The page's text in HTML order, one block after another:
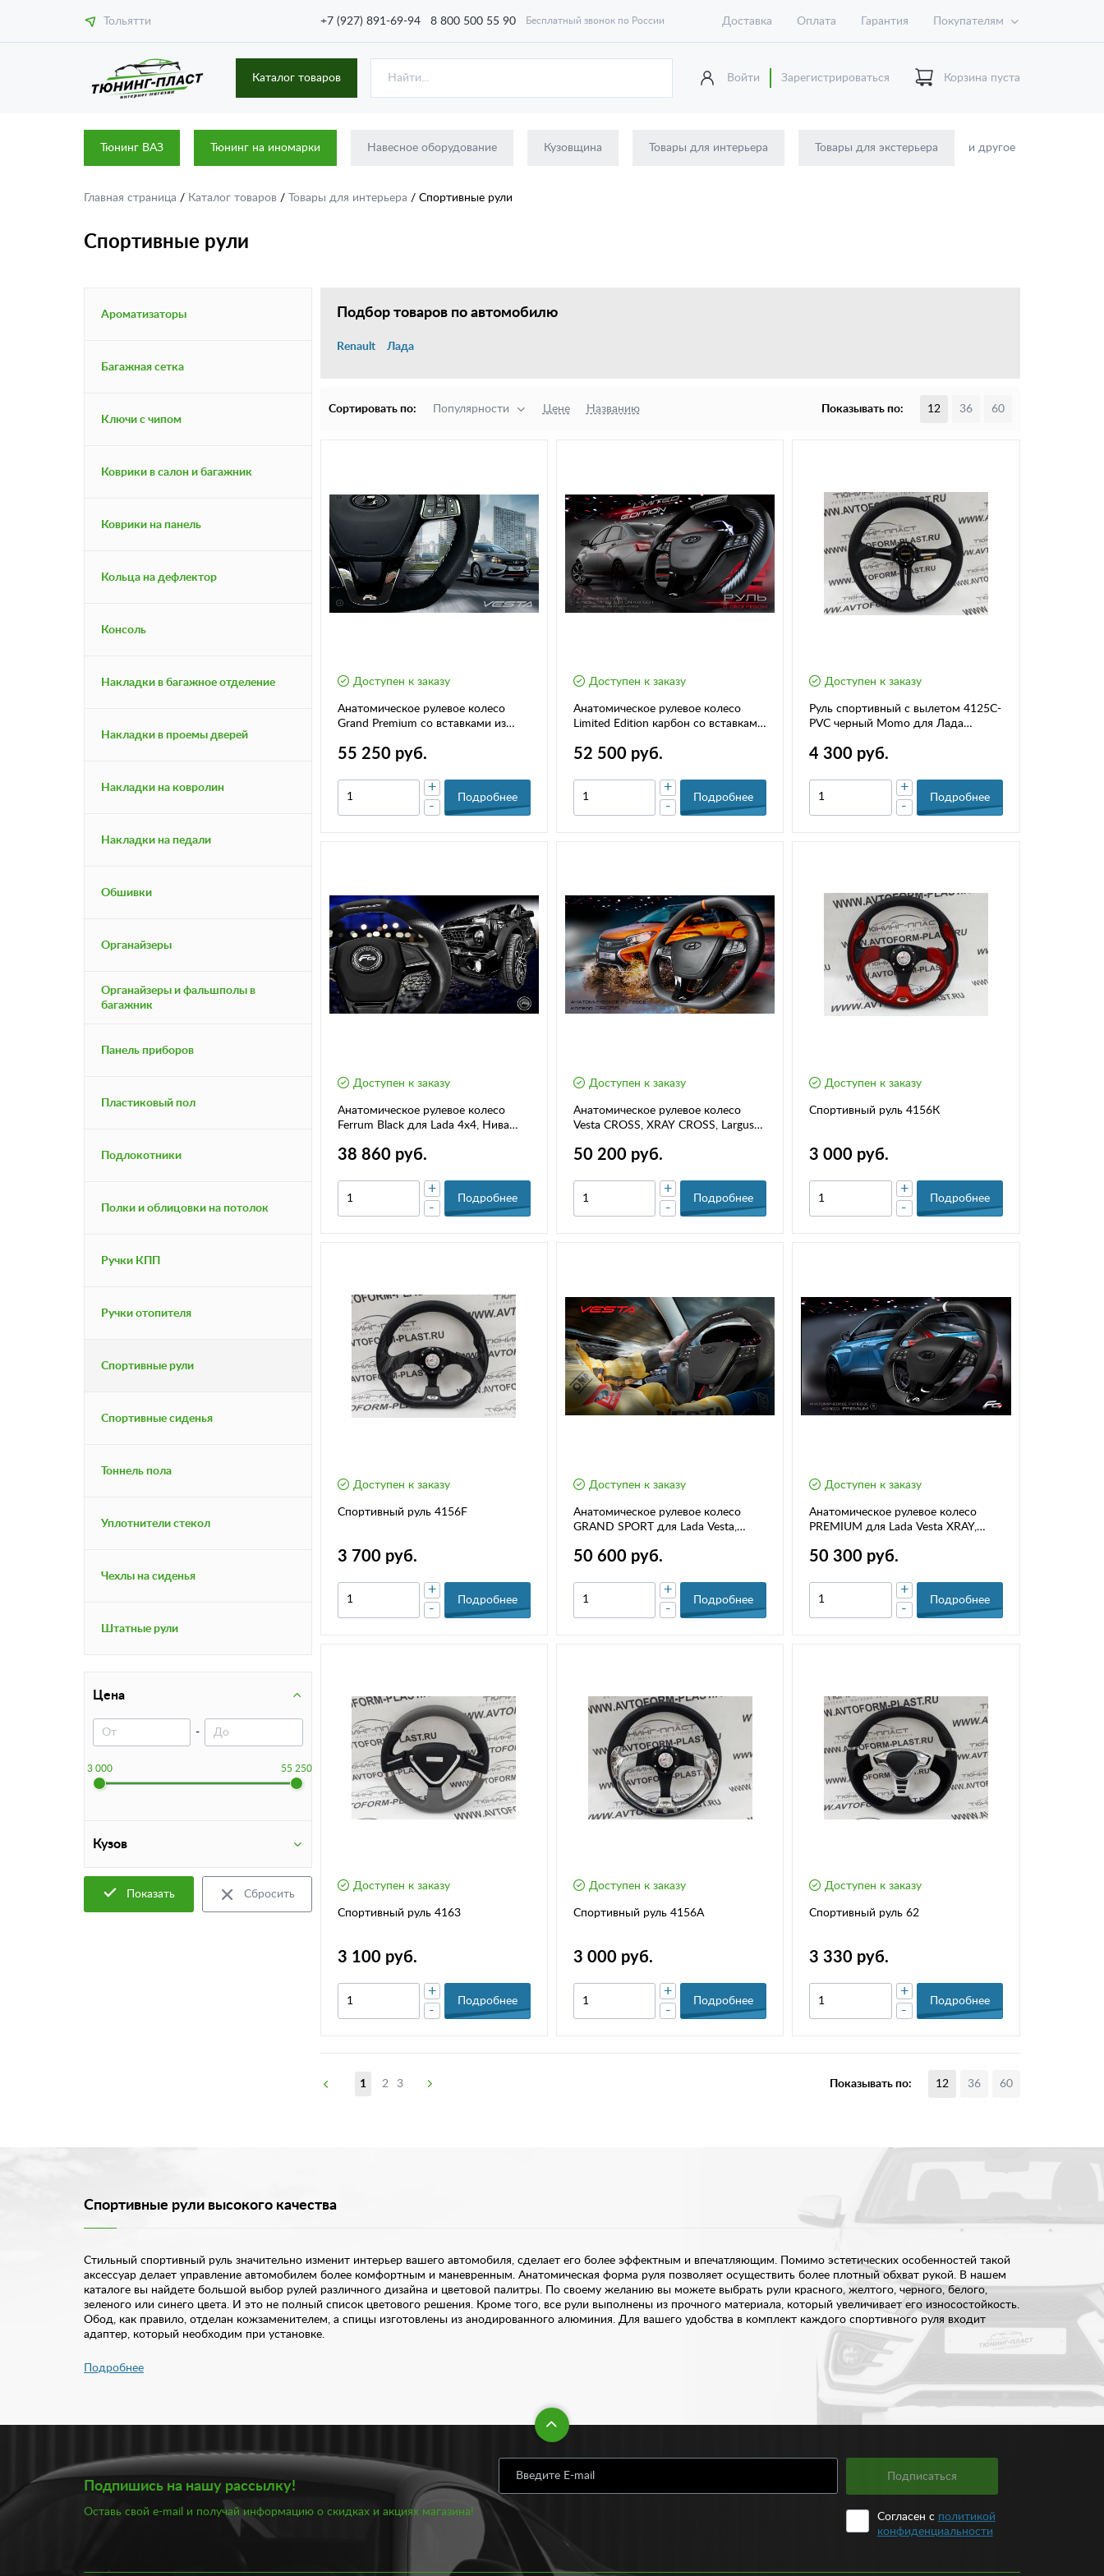
Тольятти +7 (927) 891-69-94 8 800 500 55 90 Бесплатный звонок по России Доставка Оплата Гарантия Покупателям
Каталог товаров Войти Зарегистрироваться Корзина пуста
Тюнинг ВАЗ Тюнинг на иномарки Навесное оборудование Кузовщина Товары для интерьера Товары для экстерьера и другое
Главная страница / Каталог товаров / Товары для интерьера / Спортивные рули
Спортивные рули
Ароматизаторы
Багажная сетка
Ключи с чипом
Коврики в салон и багажник
Коврики на панель
Кольца на дефлектор
Консоль
Накладки в багажное отделение
Накладки в проемы дверей
Накладки на ковролин
Накладки на педали
Обшивки
Органайзеры
Органайзеры и фальшполы в
багажник
Панель приборов
Пластиковый пол
Подлокотники
Полки и облицовки на потолок
Ручки КПП
Ручки отопителя
Спортивные рули
Спортивные сиденья
Тоннель пола
Уплотнители стекол
Чехлы на сиденья
Штатные рули
Цена
-
3 000 55 250
Кузов
Показать Сбросить
Подбор товаров по автомобилю
Renault Лада
Сортировать по: Популярности Цене Названию Показывать по: 12 36 60
Доступен к заказу
Анатомическое рулевое колесо
Grand Premium со вставками из
Largus FL
55 250 руб.
-
+
Подробнее
Доступен к заказу
Анатомическое рулевое колесо
Limited Edition карбон со вставками
XRAY, Largus FL
52 500 руб.
-
+
Подробнее
Доступен к заказу
Руль спортивный с вылетом 4125С-
PVC черный Momo для Лада
4 300 руб.
-
+
Подробнее
Доступен к заказу
Анатомическое рулевое колесо
Ferrum Black для Lada 4x4, Нива
38 860 руб.
-
+
Подробнее
Доступен к заказу
Анатомическое рулевое колесо
Vesta CROSS, XRAY CROSS, Largus
50 200 руб.
-
+
Подробнее
Доступен к заказу
Спортивный руль 4156К
3 000 руб.
-
+
Подробнее
Доступен к заказу
Спортивный руль 4156F
3 700 руб.
-
+
Подробнее
Доступен к заказу
Анатомическое рулевое колесо
GRAND SPORT для Lada Vesta,
50 600 руб.
-
+
Подробнее
Доступен к заказу
Анатомическое рулевое колесо
PREMIUM для Lada Vesta XRAY,
50 300 руб.
-
+
Подробнее
Доступен к заказу
Спортивный руль 4163
3 100 руб.
-
+
Подробнее
Доступен к заказу
Спортивный руль 4156А
3 000 руб.
-
+
Подробнее
Доступен к заказу
Спортивный руль 62
3 330 руб.
-
+
Подробнее
1 2 3 Показывать по: 12 36 60
Спортивные рули высокого качества
Стильный спортивный руль значительно изменит интерьер вашего автомобиля, сделает его более эффектным и впечатляющим. Помимо эстетических особенностей такой
аксессуар делает управление автомобилем более комфортным и маневренным. Анатомическая форма руля позволяет осуществить более плотный обхват рукой. В нашем
каталоге вы найдете большой выбор рулей различного дизайна и цветовой палитры. По своему желанию вы можете выбрать рули красного, желтого, черного, белого,
зеленого или синего цвета. И это не полный список цветового решения. Кроме того, все рули выполнены из прочного материала, который увеличивает его износостойкость.
Обод, как правило, отделан кожзаменителем, а спицы изготовлены из анодированного алюминия. Для вашего удобства в комплект каждого спортивного руля входит
адаптер, который необходим при установке.
Купить спортивный руль по доступной цене
Купить спортивный руль вы можете в нашем интернет-магазине по демократичной цене. При этом, чтобы сделать заказ, вам не нужно даже выходить из дома или офиса.
Просто положите товар в корзину, оформите заказ и отправьте его нам. После чего с вами свяжется наш менеджер. Установить спортивный руль вы можете как
самостоятельно, так и обратиться за помощью к специалистам. Данные рули подходят для автомобилей отечественного производства. Создайте в салоне своего авто
индивидуальный стиль, непохожий на собратьев. С таким рулем вы будете увереннее чувствовать себя на дороге, особенно на крутых поворотах и во время быстрой езды.
Вы можете смело маневрировать с любым спортивным рулем, ведь в нем есть все, что необходимо: анатомическая форма, качественный материал и оригинальный дизайн.
Подробнее
Подпишись на нашу рассылку!
Оставь свой e-mail и получай информацию о скидках и акциях магазина!
Подписаться
Согласен с политикой
конфиденциальности